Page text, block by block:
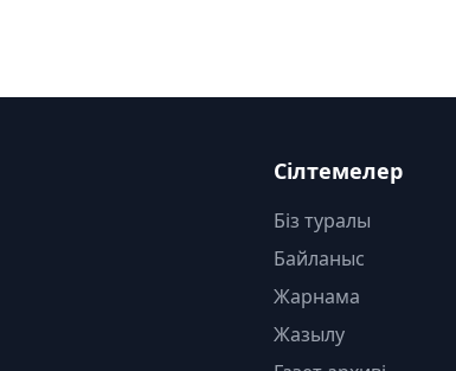
Сілтемелер
Біз туралы
Байланыс
Жарнама
Жазылу